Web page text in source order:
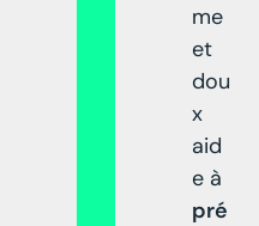
me
et
dou
x
aid
e à
pré